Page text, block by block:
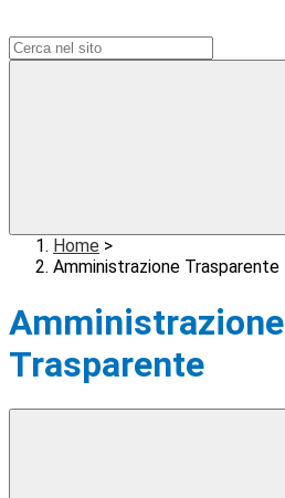
Home >
Amministrazione Trasparente
Amministrazione
Trasparente